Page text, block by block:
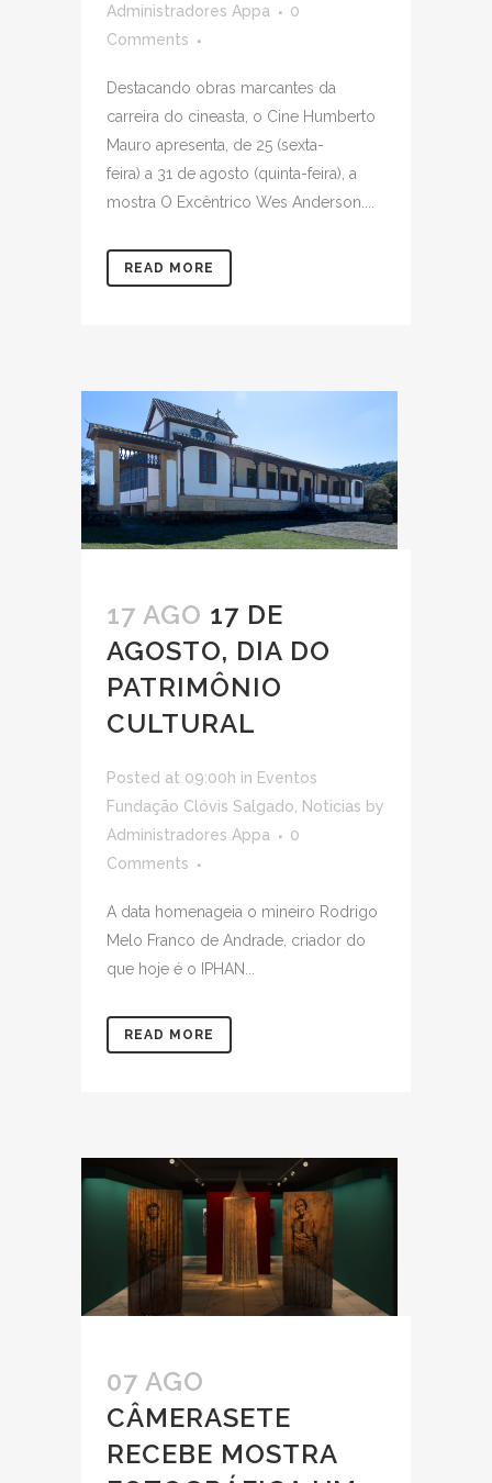
Administradores Appa
0
Comments
Destacando obras marcantes da
carreira do cineasta, o Cine Humberto
Mauro apresenta, de 25 (sexta-
feira) a 31 de agosto (quinta-feira), a
mostra O Excêntrico Wes Anderson....
READ MORE
17 AGO 17 DE
AGOSTO, DIA DO
PATRIMÔNIO
CULTURAL
Posted at 09:00h in Eventos
Fundação Clóvis Salgado
Noticias by
Administradores Appa
0
Comments
A data homenageia o mineiro Rodrigo
Melo Franco de Andrade, criador do
que hoje é o IPHAN...
READ MORE
07 AGO
CÂMERASETE
RECEBE MOSTRA